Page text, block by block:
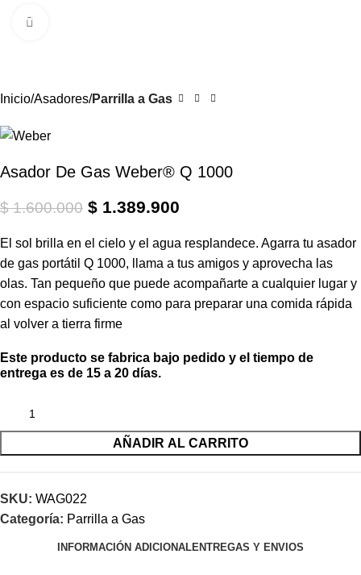
Menú
Inicio Asadores Parrilla a Gas
Asador De Gas Weber® Q 1000
$1.600.000 $ 1.389.900
El sol brilla en el cielo y el agua resplandece. Agarra tu asador
de gas portátil Q 1000, llama a tus amigos y aprovecha las
olas. Tan pequeño que puede acompañarte a cualquier lugar y
con espacio suficiente como para preparar una comida rápida
al volver a tierra firme
Este producto se fabrica bajo pedido y el tiempo de
entrega es de 15 a 20 días.
AÑADIR AL CARRITO
SKU: WAG022
Categoría: Parrilla a Gas
INFORMACIÓN ADICIONALENTREGAS Y ENVIOS